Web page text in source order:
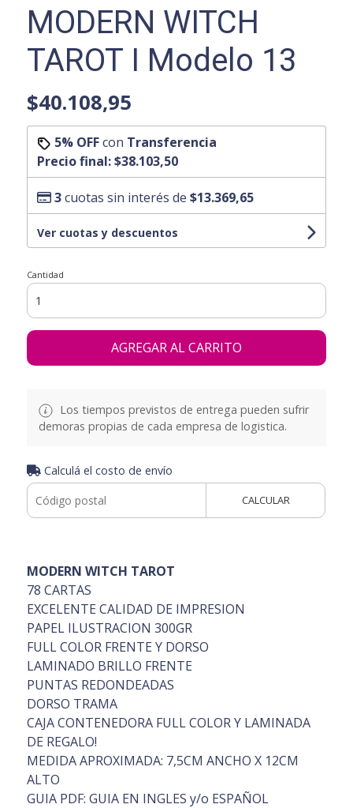
MODERN WITCH
TAROT I Modelo 13
$40.108,95
5% OFFcon Transferencia
Precio final:$38.103,50
3cuotas sin interés de $13.369,65
Ver cuotas y descuentos
Cantidad
AGREGAR AL CARRITO
Los tiempos previstos de entrega pueden sufrir
demoras propias de cada empresa de logistica.
Calculá el costo de envío
CALCULAR
MODERN WITCH TAROT
78 CARTAS
EXCELENTE CALIDAD DE IMPRESION
PAPEL ILUSTRACION 300GR
FULL COLOR FRENTE Y DORSO
LAMINADO BRILLO FRENTE
PUNTAS REDONDEADAS
DORSO TRAMA
CAJA CONTENEDORA FULL COLOR Y LAMINADA
DE REGALO!
MEDIDA APROXIMADA: 7,5CM ANCHO X 12CM
ALTO
GUIA PDF: GUIA EN INGLES y/o ESPAÑOL